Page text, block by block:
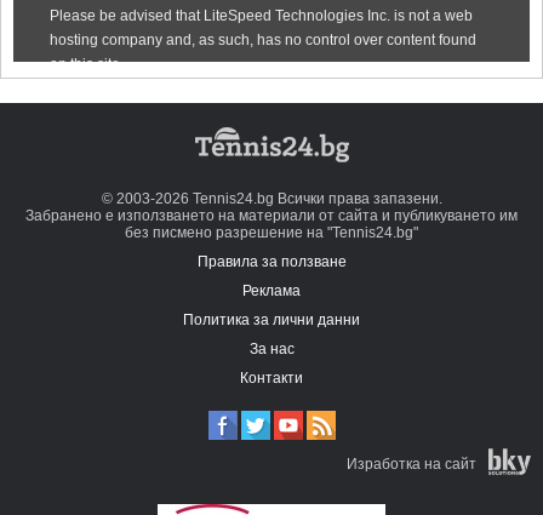
© 2003-2026 Tennis24.bg Всички права запазени.
Забранено е използването на материали от сайта и публикуването им
без писмено разрешение на "Tennis24.bg"
Правила за ползване
Реклама
Политика за лични данни
За нас
Контакти
Изработка на сайт